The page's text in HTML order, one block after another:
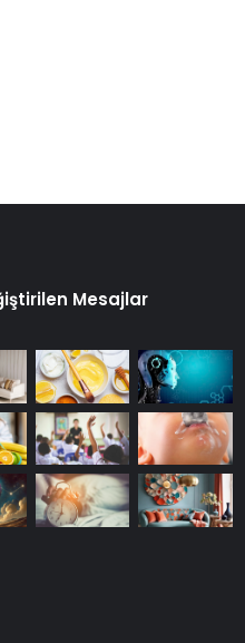
Mesajlar